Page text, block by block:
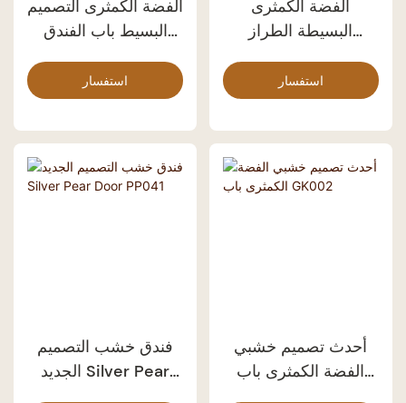
الفضة الكمثرى التصميم
البسيط باب الفندق
استفسار
الفضة الكمثرى
البسيطة الطراز
PP059
استفسار
فندق خشب التصميم
الجديد Silver Pear
أحدث تصميم خشبي
الفضة الكمثرى باب